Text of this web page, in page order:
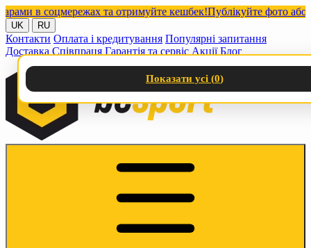
в соцмережах та отримуйте кешбек!Публікуйте фото або
UK RU
Контакти Оплата і кредитування Популярні запитання
Доставка Співпраця Гарантія та сервіс Акції Блог
Показати усі (0)